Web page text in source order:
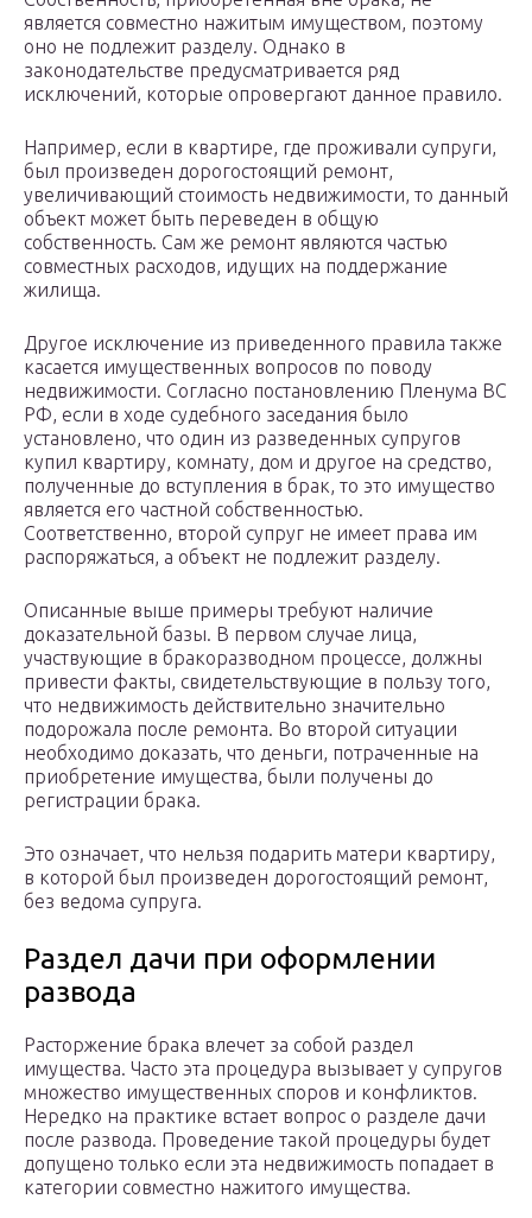
является совместно нажитым имуществом, поэтому
оно не подлежит разделу. Однако в
законодательстве предусматривается ряд
исключений, которые опровергают данное правило.
Например, если в квартире, где проживали супруги,
был произведен дорогостоящий ремонт,
увеличивающий стоимость недвижимости, то данный
объект может быть переведен в общую
собственность. Сам же ремонт являются частью
совместных расходов, идущих на поддержание
жилища.
Другое исключение из приведенного правила также
касается имущественных вопросов по поводу
недвижимости. Согласно постановлению Пленума ВС
РФ, если в ходе судебного заседания было
установлено, что один из разведенных супругов
купил квартиру, комнату, дом и другое на средство,
полученные до вступления в брак, то это имущество
является его частной собственностью.
Соответственно, второй супруг не имеет права им
распоряжаться, а объект не подлежит разделу.
Описанные выше примеры требуют наличие
доказательной базы. В первом случае лица,
участвующие в бракоразводном процессе, должны
привести факты, свидетельствующие в пользу того,
что недвижимость действительно значительно
подорожала после ремонта. Во второй ситуации
необходимо доказать, что деньги, потраченные на
приобретение имущества, были получены до
регистрации брака.
Это означает, что нельзя подарить матери квартиру,
в которой был произведен дорогостоящий ремонт,
без ведома супруга.
Раздел дачи при оформлении
развода
Расторжение брака влечет за собой раздел
имущества. Часто эта процедура вызывает у супругов
множество имущественных споров и конфликтов.
Нередко на практике встает вопрос о разделе дачи
после развода. Проведение такой процедуры будет
допущено только если эта недвижимость попадает в
категории совместно нажитого имущества.